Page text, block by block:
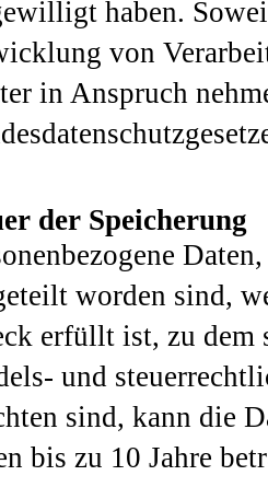
haben.
von
in Anspruch
der Speicherung
worden sind,
erfüllt ist, zu dem
und
sind, kann die
bis zu 10 Jahre